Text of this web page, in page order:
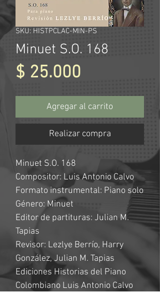
SKU: HISTPCLAC-MIN-PS
Minuet S.O. 168
$ 25.000
Agregar al carrito
Realizar compra
Minuet S.O. 168
Compositor: Luis Antonio Calvo
Formato instrumental: Piano solo
Género: Minuet
Editor de partituras: Julian M.
Tapias
Revisor: Lezlye Berrío, Harry
González, Julian M. Tapias
Ediciones Historias del Piano
Colombiano Luis Antonio Calvo